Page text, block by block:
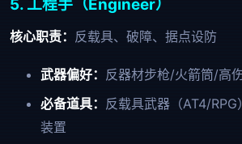
5. 工程手（Engineer）
核心职责： 反载具、破障、据点设防
武器偏好： 反器材步枪/火箭筒/高
必备道具： 反载具武器（AT4/
装置